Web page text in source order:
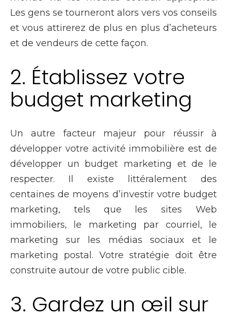
Les gens se tourneront alors vers vos conseils
et vous attirerez de plus en plus d’acheteurs
et de vendeurs de cette façon.
2. Établissez votre
budget marketing
Un autre facteur majeur pour réussir à
développer votre activité immobilière est de
développer un budget marketing et de le
respecter. Il existe littéralement des
centaines de moyens d’investir votre budget
marketing, tels que les sites Web
immobiliers, le marketing par courriel, le
marketing sur les médias sociaux et le
marketing postal. Votre stratégie doit être
construite autour de votre public cible.
3. Gardez un œil sur